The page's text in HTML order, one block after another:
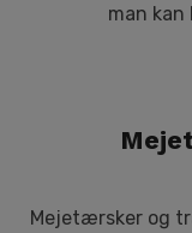
man
Mejetærsker og